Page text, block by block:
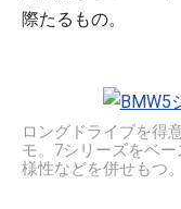
際たるもの。
ロングドライブを得
モ。7シリーズをベ
様性などを併せもつ